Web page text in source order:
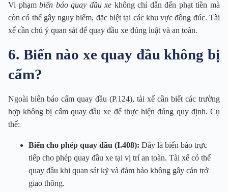
Vi phạmbiển báo quay đầu xe không chỉ dẫn đến phạt tiền mà
còn có thể gây nguy hiểm, đặc biệt tại các khu vực đông đúc. Tài
xế cần chú ý quan sát để quay đầu xe đúng luật và an toàn.
6. Biển nào xe quay đầu không bị
cấm?
Ngoài biển báo cấm quay đầu (P.124), tài xế cần biết các trường
hợp không bị cấm quay đầu xe để thực hiện đúng quy định. Cụ
thể:
Biển cho phép quay đầu (I.408): Đây là biển báo trực
tiếp cho phép quay đầu xe tại vị trí an toàn. Tài xế có thể
quay đầu khi quan sát kỹ và đảm bảo không gây cản trở
giao thông.